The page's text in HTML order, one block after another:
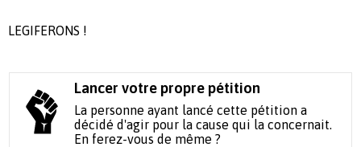
LEGIFERONS !
Lancer votre propre pétition
La personne ayant lancé cette pétition a
décidé d'agir pour la cause qui la concernait.
En ferez-vous de même ?